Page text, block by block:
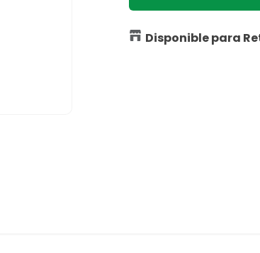
Fibra
Fibra
de
Disponible para